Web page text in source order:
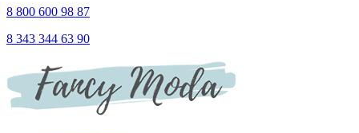
8 800 600 98 87
8 343 344 63 90